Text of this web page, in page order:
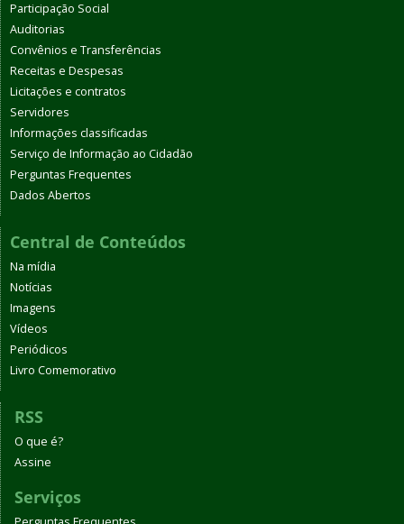
Participação Social
Auditorias
Convênios e Transferências
Receitas e Despesas
Licitações e contratos
Servidores
Informações classificadas
Serviço de Informação ao Cidadão
Perguntas Frequentes
Dados Abertos
Central de Conteúdos
Na mídia
Notícias
Imagens
Vídeos
Periódicos
Livro Comemorativo
RSS
O que é?
Assine
Serviços